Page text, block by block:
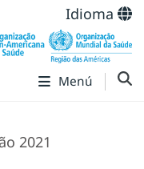
Idioma
Menú
2021